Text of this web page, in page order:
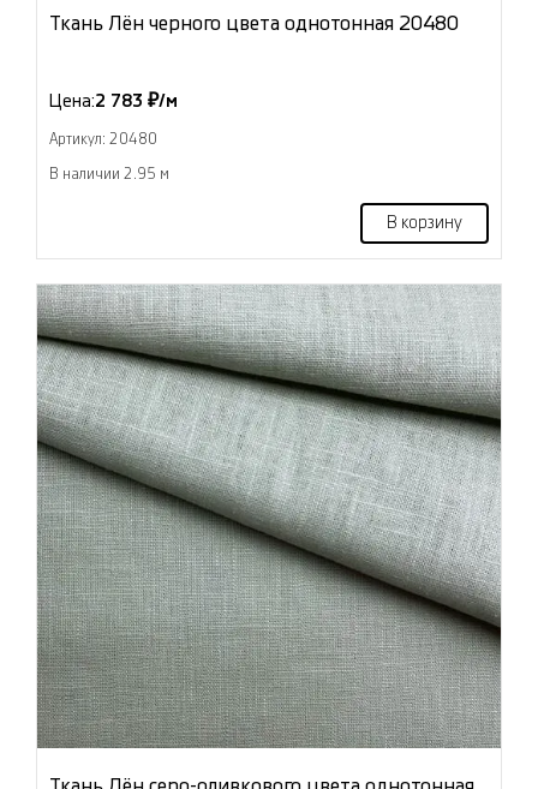
Ткань Лён черного цвета однотонная 20480
Цена:2 783 ₽/м
Артикул: 20480
В наличии 2.95 м
В корзину